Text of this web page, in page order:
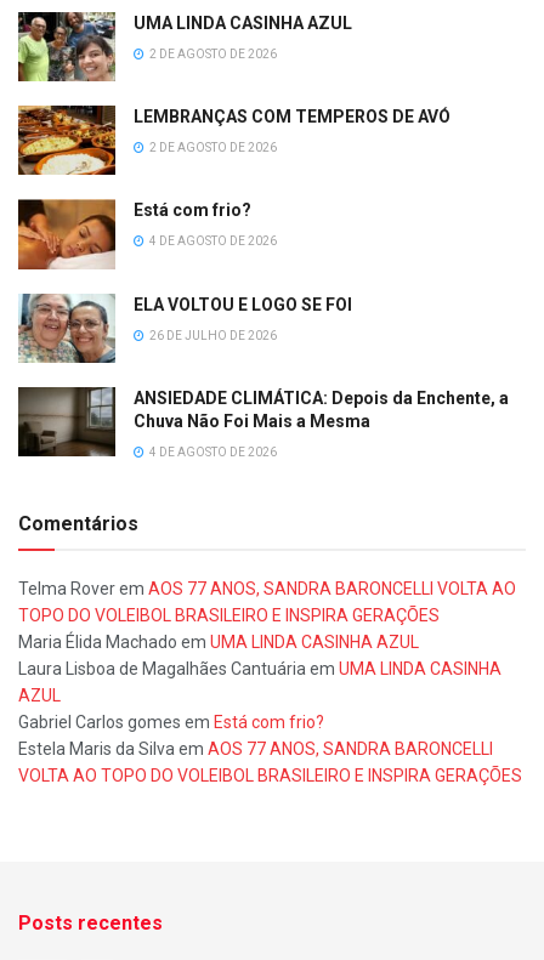
UMA LINDA CASINHA AZUL
2 DE AGOSTO DE 2026
LEMBRANÇAS COM TEMPEROS DE AVÓ
2 DE AGOSTO DE 2026
Está com frio?
4 DE AGOSTO DE 2026
ELA VOLTOU E LOGO SE FOI
26 DE JULHO DE 2026
ANSIEDADE CLIMÁTICA: Depois da Enchente, a
Chuva Não Foi Mais a Mesma
4 DE AGOSTO DE 2026
Comentários
Telma Roverem AOS 77 ANOS, SANDRA BARONCELLI VOLTA AO
TOPO DO VOLEIBOL BRASILEIRO E INSPIRA GERAÇÕES
Maria Élida Machado em UMA LINDA CASINHA AZUL
Laura Lisboa de Magalhães Cantuária em UMA LINDA CASINHA
AZUL
Gabriel Carlos gomes em Está com frio?
Estela Maris da Silva em AOS 77 ANOS, SANDRA BARONCELLI
VOLTA AO TOPO DO VOLEIBOL BRASILEIRO E INSPIRA GERAÇÕES
Posts recentes